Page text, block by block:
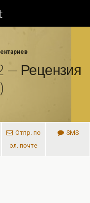
— Рецензия
Отпр. по
эл. почте
SMS